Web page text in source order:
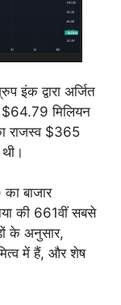
इंक द्वारा अर्जित
मिलियन
राजस्व $365
बाजार
की 661वीं सबसे
के अनुसार,
में हैं, और शेष